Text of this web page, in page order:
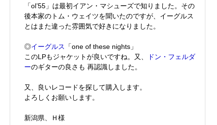
「ol’55」は最初イアン・マシューズで知りました。その
後本家のトム・ウェイツを聞いたのですが、イーグルス
とはまた違った雰囲気で好きになりました。
◎イーグルス
「one of these nights」
このLPもジャケットが良いですね。又、
ドン・フェルダ
ーのギターの良さも 再認識しました。
又、良いレコードを探して購入します。
よろしくお願いします。
新潟県、Ｈ様